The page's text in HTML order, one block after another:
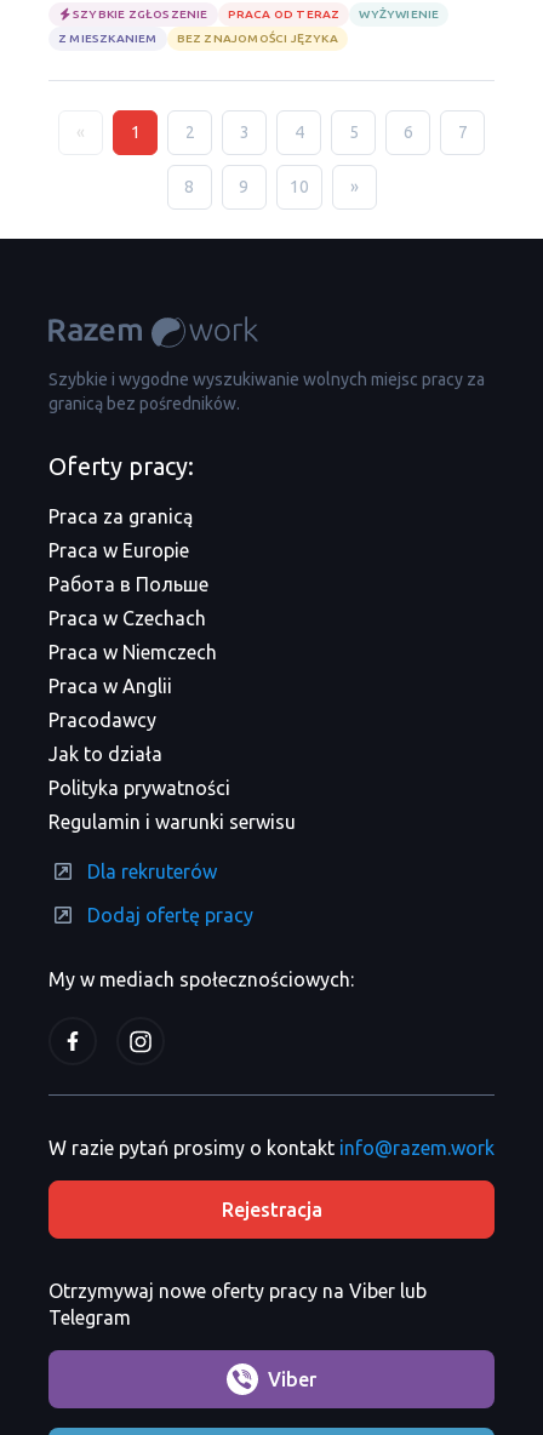
SZYBKIE ZGŁOSZENIE PRACA OD TERAZ
WYŻYWIENIE
Z MIESZKANIEM
BEZ ZNAJOMOŚCI JĘZYKA
« 1 2 3 4 5 6 7
8 9 10 »
Szybkie i wygodne wyszukiwanie wolnych miejsc pracy za
granicą bez pośredników.
My w mediach społecznościowych:
Oferty pracy:
Praca za granicą
Praca w Europie
Работа в Польше
Praca w Czechach
Praca w Niemczech
Praca w Anglii
Pracodawcy
Jak to działa
Polityka prywatności
Regulamin i warunki serwisu
Dla rekruterów
Dodaj ofertę pracy
W razie pytań prosimy o kontakt info@razem.work
Rejestracja
Otrzymywaj nowe oferty pracy na Viber lub
Telegram
Viber